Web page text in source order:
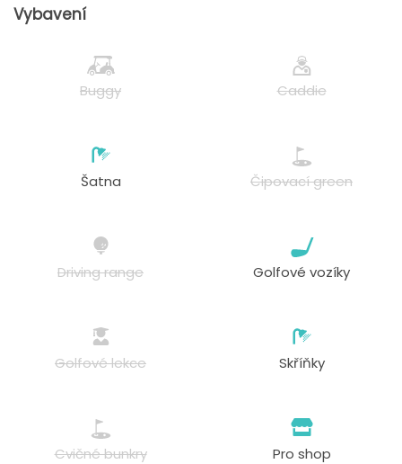
Vybavení
Buggy Caddie
Šatna Čipovací green
Driving range Golfové vozíky
Golfové lekce Skříňky
Cvičné bunkry Pro shop